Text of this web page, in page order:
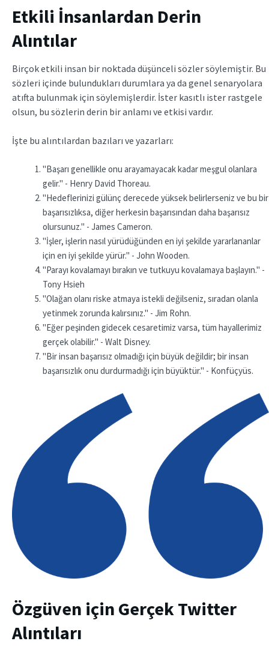
Etkili İnsanlardan Derin
Alıntılar
Birçok etkili insan bir noktada düşünceli sözler söylemiştir. Bu
sözleri içinde bulundukları durumlara ya da genel senaryolara
atıfta bulunmak için söylemişlerdir. İster kasıtlı ister rastgele
olsun, bu sözlerin derin bir anlamı ve etkisi vardır.
İşte bu alıntılardan bazıları ve yazarları:
"Başarı genellikle onu arayamayacak kadar meşgul olanlara
gelir." - Henry David Thoreau.
"Hedeflerinizi gülünç derecede yüksek belirlerseniz ve bu bir
başarısızlıksa, diğer herkesin başarısından daha başarısız
olursunuz." - James Cameron.
"İşler, işlerin nasıl yürüdüğünden en iyi şekilde yararlananlar
için en iyi şekilde yürür." - John Wooden.
"Parayı kovalamayı bırakın ve tutkuyu kovalamaya başlayın." -
Tony Hsieh
"Olağan olanı riske atmaya istekli değilseniz, sıradan olanla
yetinmek zorunda kalırsınız." - Jim Rohn.
"Eğer peşinden gidecek cesaretimiz varsa, tüm hayallerimiz
gerçek olabilir." - Walt Disney.
"Bir insan başarısız olmadığı için büyük değildir; bir insan
başarısızlık onu durdurmadığı için büyüktür." - Konfüçyüs.
Özgüven için Gerçek Twitter
Alıntıları